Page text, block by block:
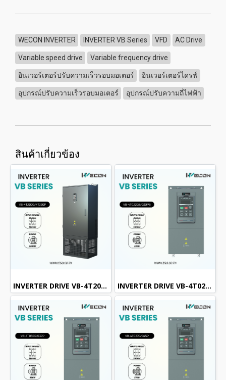
WECON INVERTER INVERTER VB Series VFD AC Drive
Variable speed drive Variable frequency drive
อินเวอร์เตอร์ปรับความเร็วรอบมอเตอร์ อินเวอร์เตอร์ไดรฟ์
อุปกรณ์ปรับความเร็วรอบมอเตอร์ อุปกรณ์ปรับความถี่ไฟฟ้า
สินค้าเกี่ยวข้อง
INVERTER DRIVE VB-4T200G/4T220P (3Phase 380VAC / 200kW , 275H.P.) INVERTER DRIVE VB-4T022GB/030PB (3Phase 380VAC / 22kW , 30H.P.)